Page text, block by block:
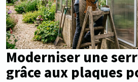
Moderniser une
grâce aux plaques